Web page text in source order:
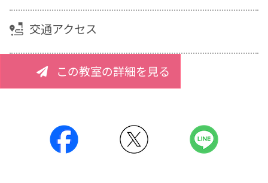
交通アクセス
この教室の詳細を見る